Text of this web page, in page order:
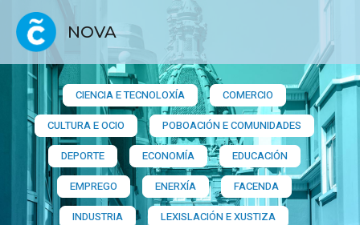
NOVA
CIENCIA E TECNOLOXÍA
COMERCIO
CULTURA E OCIO
POBOACIÓN E COMUNIDADES
DEPORTE
ECONOMÍA
EDUCACIÓN
EMPREGO
ENERXÍA
FACENDA
INDUSTRIA
LEXISLACIÓN E XUSTIZA